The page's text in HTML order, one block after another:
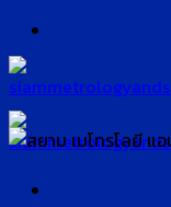
Skip
to
content